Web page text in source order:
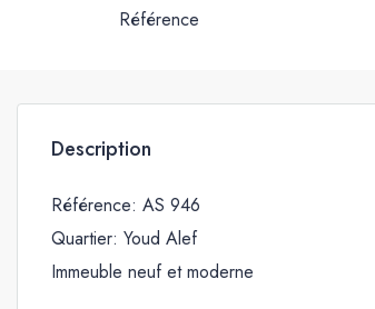
Référence
Description
Référence: AS 946
Quartier: Youd Alef
Immeuble neuf et moderne